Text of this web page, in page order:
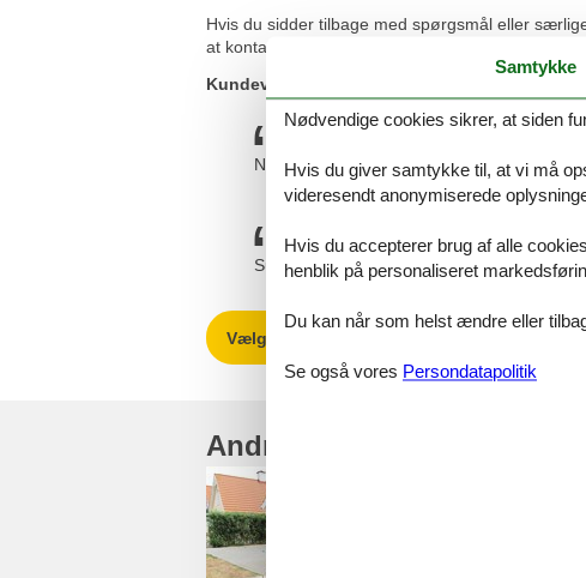
Hvis du sidder tilbage med spørgsmål eller
at kontakte os. Send en mail til info@feline.dk
Kundevurderinger af Feline Holidays
Nem hjemmeside og hurtig svar/service.
Super. Hjælpsomt personale.
Vælg mellem 188 sommerhuse
Andre artikler om
Et sommerhus
Samtykke
Nødvendige cookies sikrer, at siden
Hvis du giver samtykke til, at vi må
videresendt anonymiserede
Hvis du accepterer brug af alle
henblik på personaliseret
Du kan når som helst ændre eller
Se også vores Persondatapolitik